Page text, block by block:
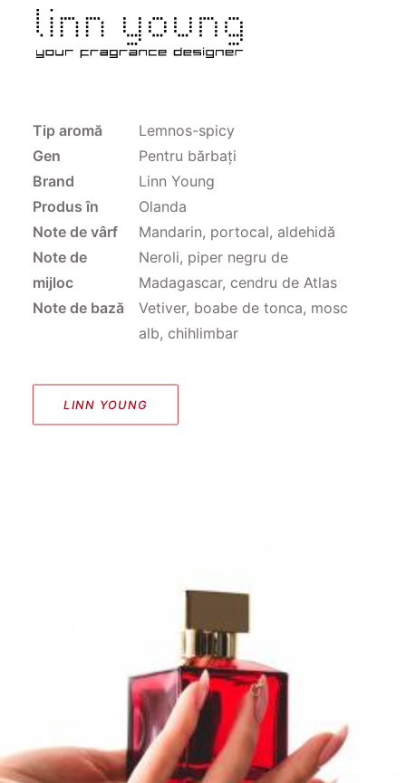
Tip aromă
Lemnos-spicy
Gen
Pentru bărbați
Brand
Linn Young
Produs în
Olanda
Note de vârf
Mandarin, portocal, aldehidă
Note de
mijloc
Neroli, piper negru de
Madagascar, cendru de Atlas
Note de bază
Vetiver, boabe de tonca, mosc
alb, chihlimbar
LINN YOUNG